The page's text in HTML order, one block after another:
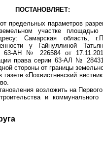
ПОСТАНОВЛЯЕТ:
предельных параметров
земельном участке
Самарская область,
у Гайнуллиной
63-АН № 226584 от
права серии 63-АЛ №
стороны от границы
«Похвистневский
возложить на
и коммунального
округа В.М.